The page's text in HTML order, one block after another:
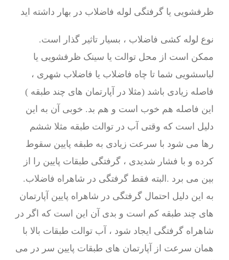
ظرفشویی یا گرفتگی لوله فاضلاب در بهار داشته اید
نوع لوله کشی فاضلاب ، بسیار تاثیر گذار است.
ممکن است از محل توالت یا سینک ظرفشویی یا
لباسشویی شما تا چاه فاضلاب یا فاضلاب شهری ،
فاصله زیادی باشد (مثلا در آپارتمان های چند طبقه )
این فاصله هم خوب است و هم بد. خوبی آن به این
دلیل است که وقتی آب در توالت طبقه مثلا ششم
رها می شود با سرعت زیادی به طبقه پایین سقوط
کرده و با فشار شدیدی ، گرفتگی طبقات پایین را از
بین می برد .البته فقط گرفتگی در شاهراه فاضلاب.
به این دلیل احتمال گرفتگی در شاهراه پایین آپارتمان
های چند طبقه کم است و بدی آن این است که اگر در
شاهراه گرفتگی ایجاد شود ، آب توالت طبقات بالا با
همان سرعت از آپارتمان های طبقات پایین سر در می